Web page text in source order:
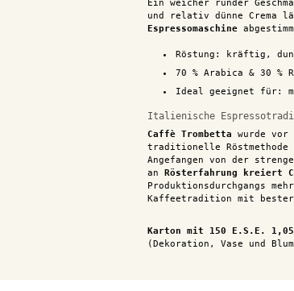
Ein weicher runder
und relativ dünne Crema
Espressomaschine
Röstung: kräftig,
70 % Arabica & 30 %
Ideal geeignet für:
Italienische
Caffè Trombetta wurde vor
traditionelle Röstmethode
Angefangen von der
an
Rösterfahrung kreiert
Produktionsdurchgangs
Kaffeetradition mit
Karton mit 150 E.S.E.
(Dekoration, Vase und